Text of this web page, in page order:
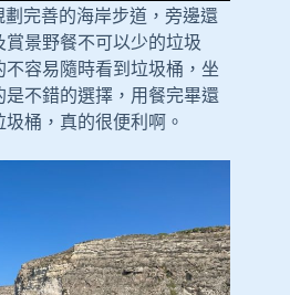
完善的海岸步道，旁邊還
景野餐不可以少的垃圾
容易隨時看到垃圾桶，坐
不錯的選擇，用餐完畢還
桶，真的很便利啊。